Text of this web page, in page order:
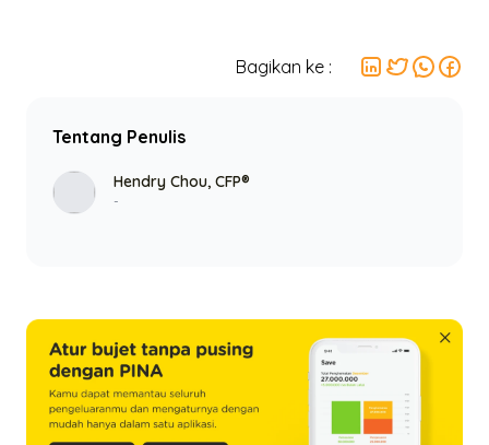
Bagikan ke :
Tentang Penulis
Hendry Chou, CFP®
-